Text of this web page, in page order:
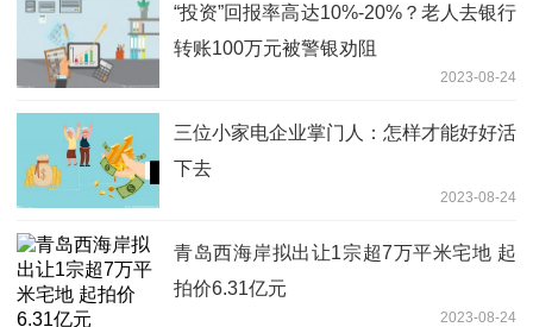
“投资”回报率高达10%-20%？老人去银行
转账100万元被警银劝阻
2023-08-24
三位小家电企业掌门人：怎样才能好好活
下去
2023-08-24
青岛西海岸拟出让1宗超7万平米宅地 起
拍价6.31亿元
2023-08-24